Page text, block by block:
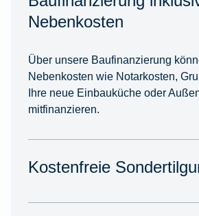
Nebenkosten
Über unsere Baufinanzierung
Nebenkosten wie Notarkosten,
Ihre neue Einbauküche oder
mitfinanzieren.
Kostenfreie